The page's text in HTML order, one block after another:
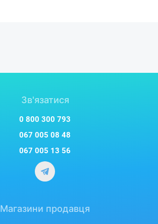
Зв'язатися
0 800 300 793
067 005 08 48
067 005 13 56
Магазини продавця